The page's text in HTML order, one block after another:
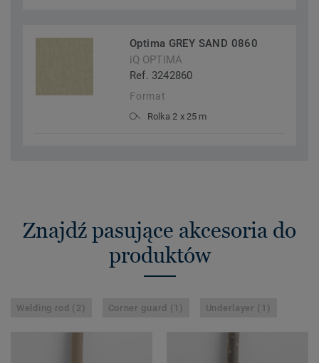
Optima GREY SAND 0860
iQ OPTIMA
Ref. 3242860
Format
Rolka 2 x 25 m
Znajdź pasujące akcesoria do
produktów
Welding rod (2) Corner guard (1) Underlayer (1)